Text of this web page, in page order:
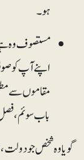
ہو۔
مستصوف وہ ہے
اپنے آپ کو
مقاموں سے
باب سوئم،
گویا وہ شخص جو